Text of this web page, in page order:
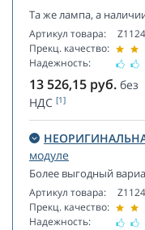
Та же лампа, а
Артикул товара:
Прекц. качество:
Надежность:
13 526,15 руб. без
НДС [1]
модуле
Более выгодный
Артикул товара:
Прекц. качество:
Надежность: